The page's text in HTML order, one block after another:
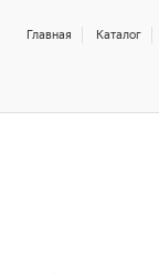
Главная Каталог